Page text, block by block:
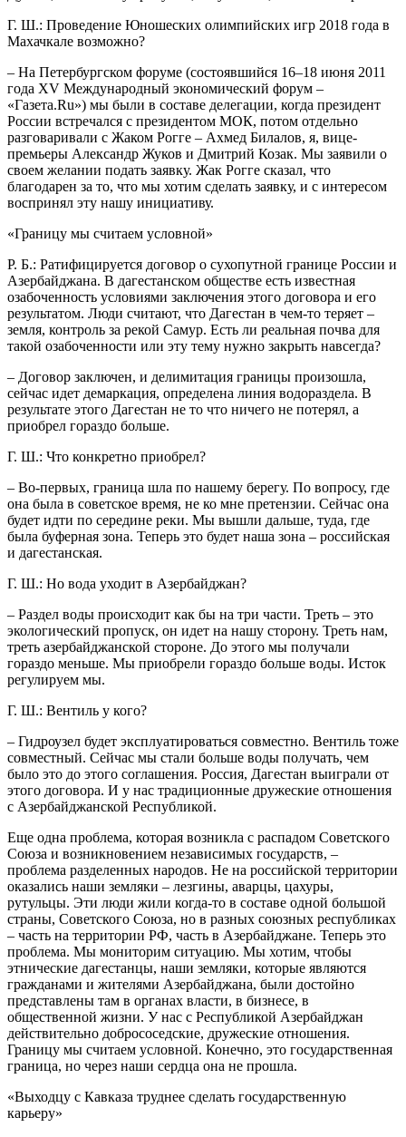
Г. Ш.: Проведение Юношеских олимпийских игр 2018 года в
Махачкале возможно?
– На Петербургском форуме (состоявшийся 16–18 июня 2011
года XV Международный экономический форум –
«Газета.Ru») мы были в составе делегации, когда президент
России встречался с президентом МОК, потом отдельно
разговаривали с Жаком Рогге – Ахмед Билалов, я, вице-
премьеры Александр Жуков и Дмитрий Козак. Мы заявили о
своем желании подать заявку. Жак Рогге сказал, что
благодарен за то, что мы хотим сделать заявку, и с интересом
воспринял эту нашу инициативу.
«Границу мы считаем условной»
Р. Б.: Ратифицируется договор о сухопутной границе России и
Азербайджана. В дагестанском обществе есть известная
озабоченность условиями заключения этого договора и его
результатом. Люди считают, что Дагестан в чем-то теряет –
земля, контроль за рекой Самур. Есть ли реальная почва для
такой озабоченности или эту тему нужно закрыть навсегда?
– Договор заключен, и делимитация границы произошла,
сейчас идет демаркация, определена линия водораздела. В
результате этого Дагестан не то что ничего не потерял, а
приобрел гораздо больше.
Г. Ш.: Что конкретно приобрел?
– Во-первых, граница шла по нашему берегу. По вопросу, где
она была в советское время, не ко мне претензии. Сейчас она
будет идти по середине реки. Мы вышли дальше, туда, где
была буферная зона. Теперь это будет наша зона – российская
и дагестанская.
Г. Ш.: Но вода уходит в Азербайджан?
– Раздел воды происходит как бы на три части. Треть – это
экологический пропуск, он идет на нашу сторону. Треть нам,
треть азербайджанской стороне. До этого мы получали
гораздо меньше. Мы приобрели гораздо больше воды. Исток
регулируем мы.
Г. Ш.: Вентиль у кого?
– Гидроузел будет эксплуатироваться совместно. Вентиль тоже
совместный. Сейчас мы стали больше воды получать, чем
было это до этого соглашения. Россия, Дагестан выиграли от
этого договора. И у нас традиционные дружеские отношения
с Азербайджанской Республикой.
Еще одна проблема, которая возникла с распадом Советского
Союза и возникновением независимых государств, –
проблема разделенных народов. Не на российской территории
оказались наши земляки – лезгины, аварцы, цахуры,
рутульцы. Эти люди жили когда-то в составе одной большой
страны, Советского Союза, но в разных союзных республиках
– часть на территории РФ, часть в Азербайджане. Теперь это
проблема. Мы мониторим ситуацию. Мы хотим, чтобы
этнические дагестанцы, наши земляки, которые являются
гражданами и жителями Азербайджана, были достойно
представлены там в органах власти, в бизнесе, в
общественной жизни. У нас с Республикой Азербайджан
действительно добрососедские, дружеские отношения.
Границу мы считаем условной. Конечно, это государственная
граница, но через наши сердца она не прошла.
«Выходцу с Кавказа труднее сделать государственную
карьеру»